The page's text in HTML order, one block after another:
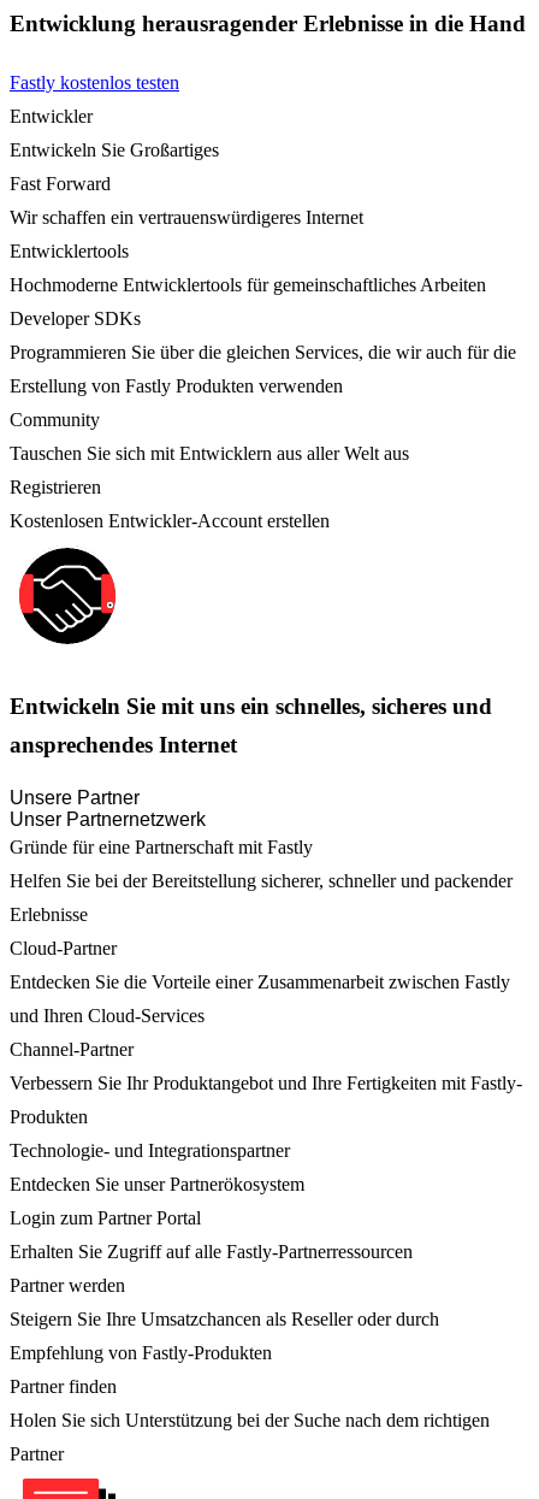
Entwicklung herausragender Erlebnisse in die Hand
Fastly kostenlos testen
Entwickler
Entwickeln Sie Großartiges
Fast Forward
Wir schaffen ein vertrauenswürdigeres Internet
Entwicklertools
Hochmoderne Entwicklertools für gemeinschaftliches Arbeiten
Developer SDKs
Programmieren Sie über die gleichen Services, die wir auch für die
Erstellung von Fastly Produkten verwenden
Community
Tauschen Sie sich mit Entwicklern aus aller Welt aus
Registrieren
Kostenlosen Entwickler-Account erstellen
Entwickeln Sie mit uns ein schnelles, sicheres und
ansprechendes Internet
Unsere Partner
Unser Partnernetzwerk
Gründe für eine Partnerschaft mit Fastly
Helfen Sie bei der Bereitstellung sicherer, schneller und packender
Erlebnisse
Cloud-Partner
Entdecken Sie die Vorteile einer Zusammenarbeit zwischen Fastly
und Ihren Cloud-Services
Channel-Partner
Verbessern Sie Ihr Produktangebot und Ihre Fertigkeiten mit Fastly-
Produkten
Technologie- und Integrationspartner
Entdecken Sie unser Partnerökosystem
Login zum Partner Portal
Erhalten Sie Zugriff auf alle Fastly-Partnerressourcen
Partner werden
Steigern Sie Ihre Umsatzchancen als Reseller oder durch
Empfehlung von Fastly-Produkten
Partner finden
Holen Sie sich Unterstützung bei der Suche nach dem richtigen
Partner